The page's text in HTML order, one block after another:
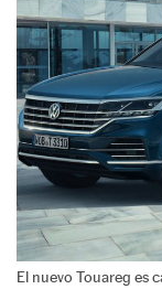
El nuevo Touareg es